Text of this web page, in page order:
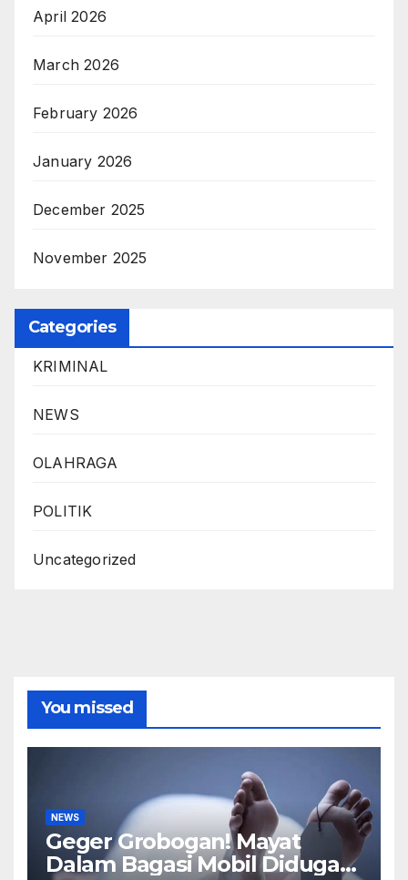
April 2026
March 2026
February 2026
January 2026
December 2025
November 2025
Categories
KRIMINAL
NEWS
OLAHRAGA
POLITIK
Uncategorized
You missed
NEWS
Geger Grobogan! Mayat
Dalam Bagasi Mobil Diduga